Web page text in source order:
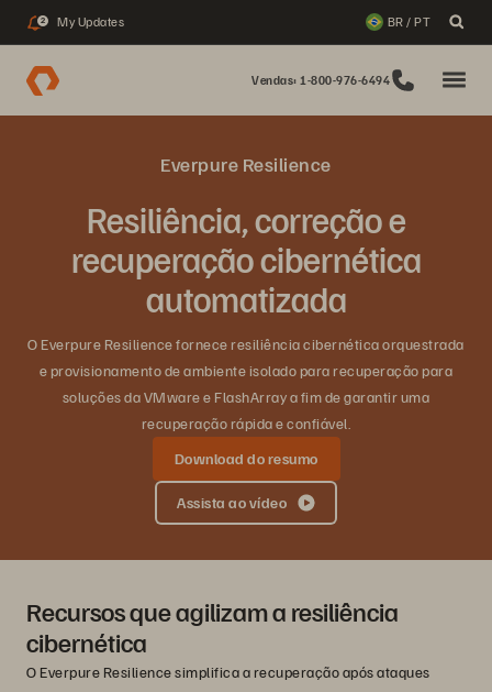
2 My Updates BR / PT
Vendas: 1-800-976-6494
Everpure Resilience
Resiliência, correção e
recuperação cibernética
automatizada
O Everpure Resilience fornece resiliência cibernética orquestrada
e provisionamento de ambiente isolado para recuperação para
soluções da VMware e FlashArray a fim de garantir uma
recuperação rápida e confiável.
Download do resumo
Assista ao vídeo
Recursos que agilizam a resiliência
cibernética
O Everpure Resilience simplifica a recuperação após ataques